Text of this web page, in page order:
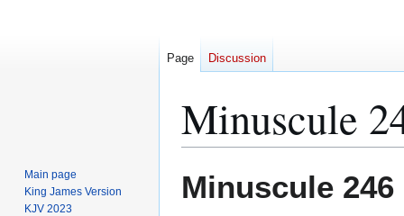
Minuscule
toto
Minuscule 246
Page Discussion
Main page
King James Version
KJV 2023